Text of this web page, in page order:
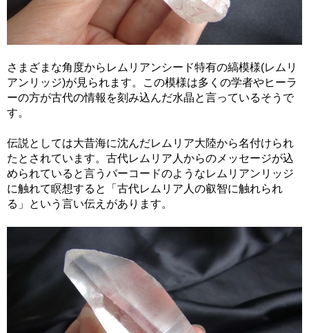
さまざまな角度からレムリアンシード特有の縞模様(レムリ
アンリッジ)が見られます。この模様は多くの学者やヒーラ
ーの方が古代の情報を刻み込んだ水晶と言っているそうで
す。
伝説としては大昔海に沈んだレムリア大陸から名付けられ
たとされています。古代レムリア人からのメッセージが込
められていると言うバーコードのようなレムリアンリッジ
に触れて瞑想すると「古代レムリア人の叡智に触れられ
る」という言い伝えがあります。